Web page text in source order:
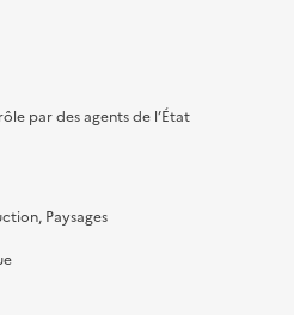
par des agents de l’État
Paysages